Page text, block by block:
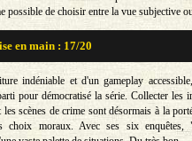
possible de choisir entre la vue subjective
en main : 17/20
indéniable et d'un gameplay
pour démocratisé la série. Collecter les
les scènes de crime sont désormais à la
choix moraux. Avec ses six